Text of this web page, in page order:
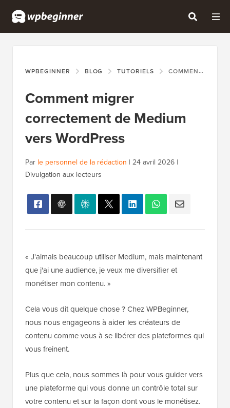
WPBEGINNER BLOG TUTORIELS COMMENT MIGRER CORRECTEMENT DE MEDIUM VERS WORDPRESS
Comment migrer
correctement de Medium
vers WordPress
Par le personnel de la rédaction | 24 avril 2026 |
Divulgation aux lecteurs
« J'aimais beaucoup utiliser Medium, mais maintenant
que j'ai une audience, je veux me diversifier et
monétiser mon contenu. »
Cela vous dit quelque chose ? Chez WPBeginner,
nous nous engageons à aider les créateurs de
contenu comme vous à se libérer des plateformes qui
vous freinent.
Plus que cela, nous sommes là pour vous guider vers
une plateforme qui vous donne un contrôle total sur
votre contenu et sur la façon dont vous le monétisez.